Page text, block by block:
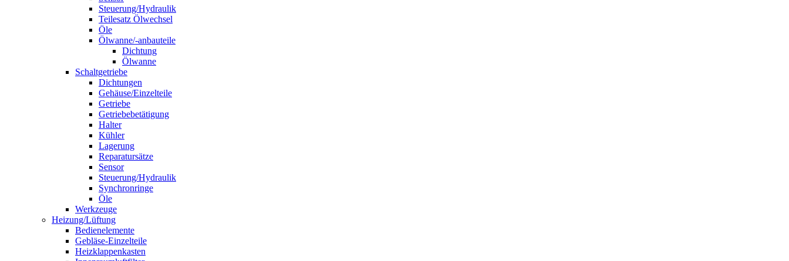
Steuerung/Hydraulik
Teilesatz Ölwechsel
Öle
Ölwanne/-anbauteile
Dichtung
Ölwanne
Schaltgetriebe
Dichtungen
Gehäuse/Einzelteile
Getriebe
Getriebebetätigung
Halter
Kühler
Lagerung
Reparatursätze
Sensor
Steuerung/Hydraulik
Synchronringe
Öle
Werkzeuge
Heizung/Lüftung
Bedienelemente
Gebläse-Einzelteile
Heizklappenkasten